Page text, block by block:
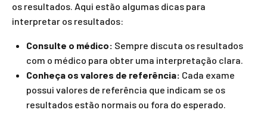
os resultados. Aqui estão algumas dicas para
interpretar os resultados:
Consulte o médico: Sempre discuta os resultados
com o médico para obter uma interpretação clara.
Conheça os valores de referência: Cada exame
possui valores de referência que indicam se os
resultados estão normais ou fora do esperado.